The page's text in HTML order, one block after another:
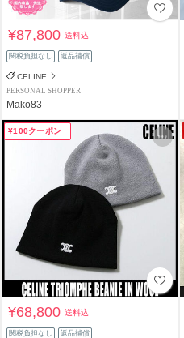
¥87,800送料込
関税負担なし 返品補償
CELINE
PERSONAL SHOPPER
Mako83
¥100クーポン
¥68,800送料込
関税負担なし 返品補償